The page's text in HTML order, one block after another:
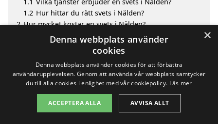
1.2 Hur hittar du rätt svets i Nälden?
2 Hur mycket kostar en svets i Nälden?
Fördelar med att välja svets i Nälden
Sök efter en skicklig svets i de omgivande städerna
Copyright 2026 - Pilanto Aps
Om / kontakt Blogg Webbplatskarta Villkor
×
Denna webbplats använder
cookies
Denna webbplats använder cookies för att förbättra
användarupplevelsen. Genom att använda vår webbplats samtycker
du till alla cookies i enlighet med vår cookiepolicy. Läs mer
ACCEPTERA ALLA AVVISA ALLT